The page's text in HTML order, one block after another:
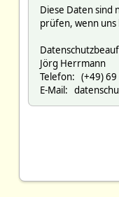
Diese Daten sind
prüfen, wenn
Jörg Herrmann
Telefon: (+49)
E-Mail: